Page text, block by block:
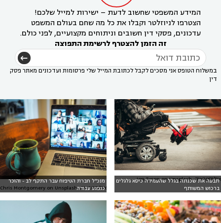
המידע המשפטי שחשוב לדעת – ישירות למייל שלכם!
הצטרפו לניוזלטר וקבלו את כל מה שחם בעולם המשפט
עדכונים, פסקי דין חשובים וניתוחים מקצועיים, לפני כולם.
זה הזמן להצטרף לרשימת התפוצה
במשלוח הטופס אני מסכים לקבל לכתובת המייל שלי פרסומות ועדכונים מאתר פסק
דין
תבעה את שכנתה בגלל שהעמידה כיסא גלגלים
ברכוש המשותף
אילוסטרציה: Jon Tyson on Unsplash
מנכ"ל חברת הטיפוח עבר התקף לב - והוכר
כנפגע עבודה
אילוסטרציה: Chris Montgomery on Unsplash